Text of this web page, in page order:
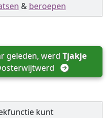
& beroepen
geleden, werd Tjakje
kunt